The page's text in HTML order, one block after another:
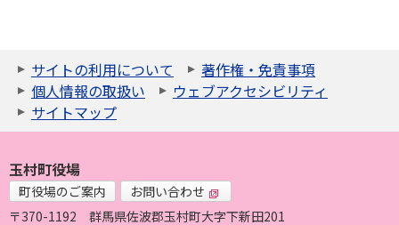
サイトの利用について
著作権・免責事項
個人情報の取扱い
ウェブアクセシビリティ
サイトマップ
玉村町役場
町役場のご案内
お問い合わせ
〒370-1192
群馬県佐波郡玉村町大字下新田201